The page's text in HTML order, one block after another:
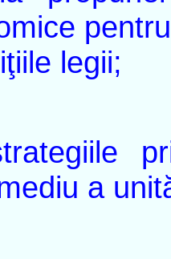
legii;
a